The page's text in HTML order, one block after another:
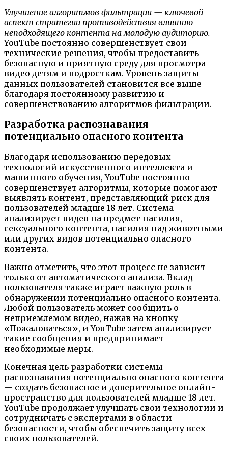
Улучшение алгоритмов фильтрации — ключевой
аспект стратегии противодействия влиянию
неподходящего контента на молодую аудиторию.
YouTube постоянно совершенствует свои
технические решения, чтобы предоставить
безопасную и приятную среду для просмотра
видео детям и подросткам. Уровень защиты
данных пользователей становится все выше
благодаря постоянному развитию и
совершенствованию алгоритмов фильтрации.
Разработка распознавания
потенциально опасного контента
Благодаря использованию передовых
технологий искусственного интеллекта и
машинного обучения, YouTube постоянно
совершенствует алгоритмы, которые помогают
выявлять контент, представляющий риск для
пользователей младше 18 лет. Система
анализирует видео на предмет насилия,
сексуального контента, насилия над животными
или других видов потенциально опасного
контента.
Важно отметить, что этот процесс не зависит
только от автоматического анализа. Вклад
пользователя также играет важную роль в
обнаружении потенциально опасного контента.
Любой пользователь может сообщить о
неприемлемом видео, нажав на кнопку
«Пожаловаться», и YouTube затем анализирует
такие сообщения и предпринимает
необходимые меры.
Конечная цель разработки системы
распознавания потенциально опасного контента
— создать безопасное и доверительное онлайн-
пространство для пользователей младше 18 лет.
YouTube продолжает улучшать свои технологии и
сотрудничать с экспертами в области
безопасности, чтобы обеспечить защиту всех
своих пользователей.